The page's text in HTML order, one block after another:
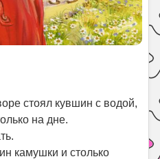
стоял кувшин с водой,
на дне.
камушки и столько